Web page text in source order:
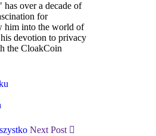
over a decade of
for
him into the world of
devotion to privacy
the CloakCoin
Next Post